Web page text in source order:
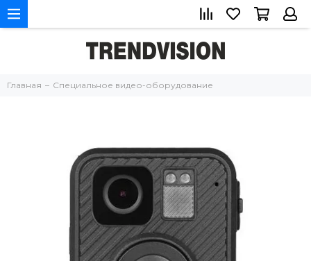
Главная Специальное видео-оборудование